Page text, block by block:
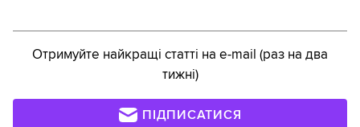
Отримуйте найкращі статті на e-mail (раз на два
тижні)
ПІДПИСАТИСЯ